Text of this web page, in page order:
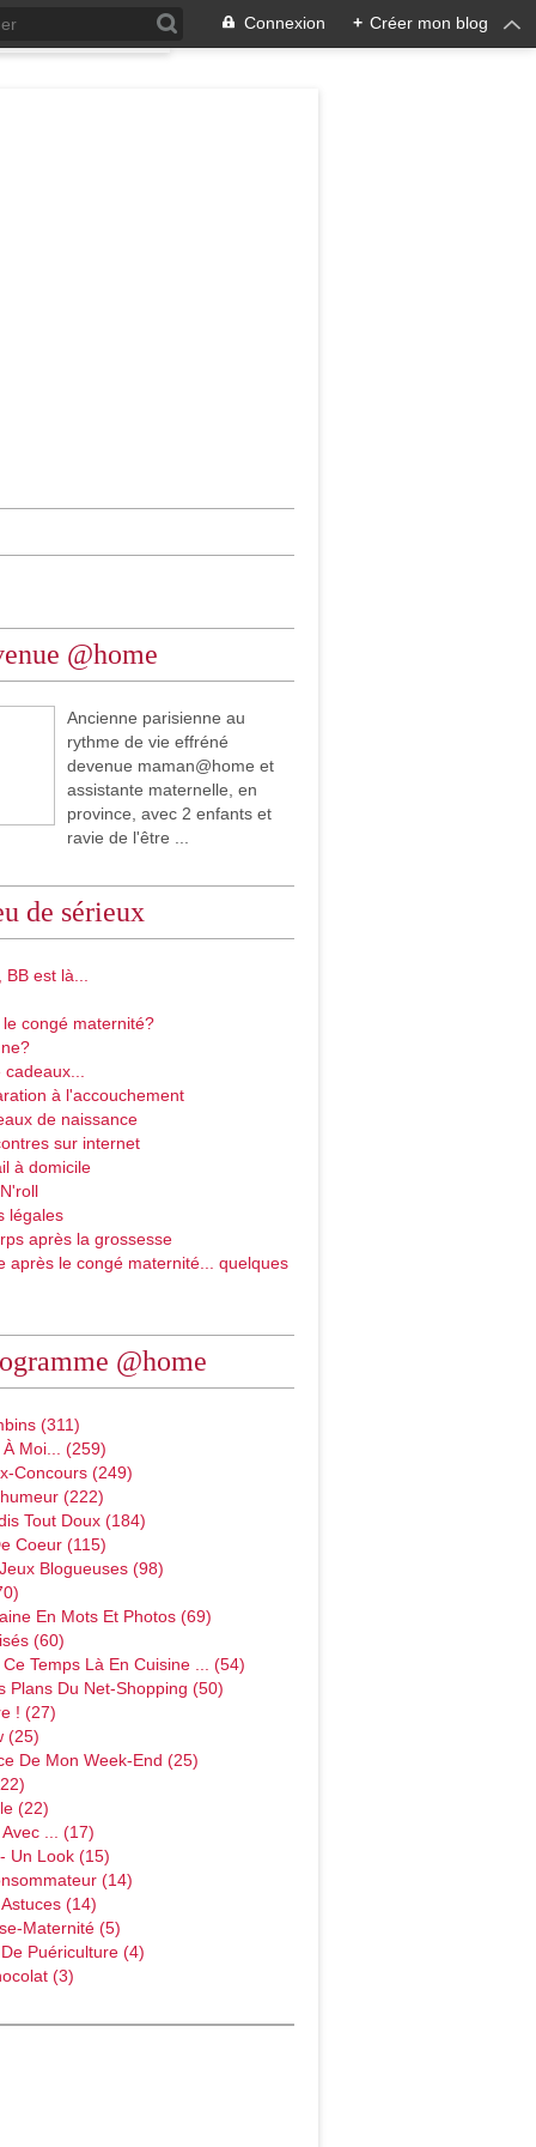
Connexion + Créer mon blog
@home
Ancienne parisienne au
rythme de vie effréné
devenue maman@home et
assistante maternelle, en
province, avec 2 enfants et
ravie de l'être ...
de sérieux
est là...
congé maternité?
à l'accouchement
de naissance
sur internet
à domicile
légales
après la grossesse
après le congé maternité... quelques
@home
(311)
À Moi... (259)
Concours (249)
(222)
Tout Doux (184)
Coeur (115)
Blogueuses (98)
En Mots Et Photos (69)
(60)
Temps Là En Cuisine ... (54)
Plans Du Net-Shopping (50)
! (27)
(25)
De Mon Week-End (25)
(22)
... (17)
Un Look (15)
(14)
(14)
Maternité (5)
Puériculture (4)
(3)